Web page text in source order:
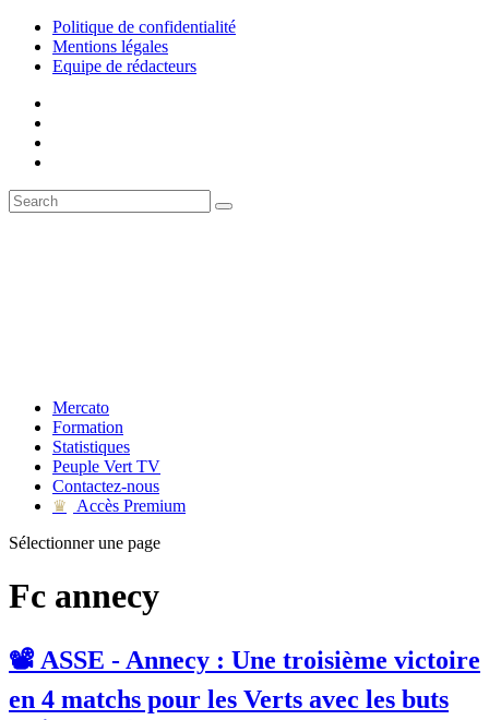
Politique de confidentialité
Mentions légales
Equipe de rédacteurs
Mercato
Formation
Statistiques
Peuple Vert TV
Contactez-nous
♛
Accès Premium
Sélectionner une page
Fc annecy
📽 ASSE - Annecy : Une troisième victoire
en 4 matchs pour les Verts avec les buts